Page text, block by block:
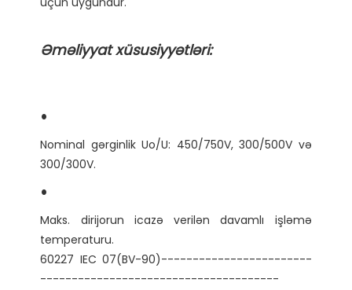
Əməliyyat xüsusiyyətləri:
Nominal gərginlik Uo/U: 450/750V, 300/500V və
Maks. dirijorun icazə verilən davamlı işləmə
temperaturu.
60227 IEC 07(BV-90)------------------------
--------------------------------------